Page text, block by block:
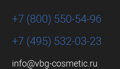
+7 (800) 550-54-96
+7 (495) 532-03-23
info@vbg-cosmetic.ru